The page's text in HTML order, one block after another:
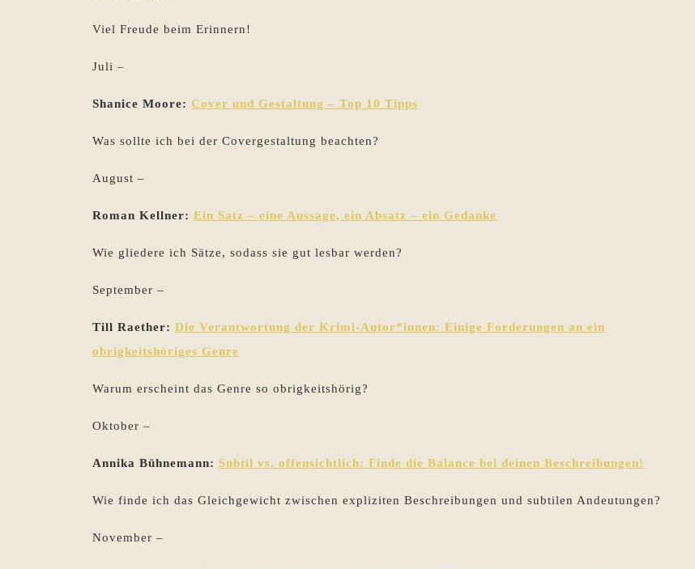
Viel Freude beim Erinnern!
Juli –
Shanice Moore: Cover und Gestaltung – Top 10 Tipps
Was sollte ich bei der Covergestaltung beachten?
August –
Roman Kellner: Ein Satz – eine Aussage, ein Absatz – ein Gedanke
Wie gliedere ich Sätze, sodass sie gut lesbar werden?
September –
Till Raether: Die Verantwortung der Krimi-Autor*innen: Einige Forderungen an ein
obrigkeitshöriges Genre
Warum erscheint das Genre so obrigkeitshörig?
Oktober –
Annika Bühnemann: Subtil vs. offensichtlich: Finde die Balance bei deinen Beschreibungen!
Wie finde ich das Gleichgewicht zwischen expliziten Beschreibungen und subtilen Andeutungen?
November –